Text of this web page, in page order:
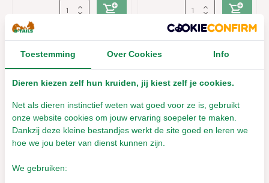
Toestemming Over Cookies Info
Dieren kiezen zelf hun kruiden, jij kiest zelf je cookies.
Net als dieren instinctief weten wat goed voor ze is, gebruikt
onze website cookies om jouw ervaring soepeler te maken.
Dankzij deze kleine bestandjes werkt de site goed en leren we
hoe we jou beter van dienst kunnen zijn.
We gebruiken: